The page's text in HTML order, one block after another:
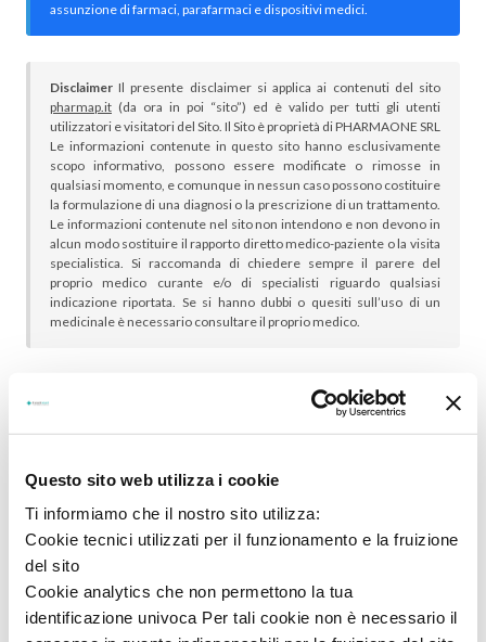
Questo sito web utilizza i cookie
Ti informiamo che il nostro sito utilizza:
Cookie tecnici utilizzati per il funzionamento e la fruizione
del sito
Cookie analytics che non permettono la tua
identificazione univoca Per tali cookie non è necessario il
assunzione di farmaci, parafarmaci e dispositivi medici.
Disclaimer Il presente disclaimer si applica ai contenuti del sito
pharmap.it (da ora in poi “sito”) ed è valido per tutti gli utenti
utilizzatori e visitatori del Sito. Il Sito è proprietà di PHARMAONE SRL
Le informazioni contenute in questo sito hanno esclusivamente
scopo informativo, possono essere modificate o rimosse in
qualsiasi momento, e comunque in nessun caso possono costituire
la formulazione di una diagnosi o la prescrizione di un trattamento.
Le informazioni contenute nel sito non intendono e non devono in
alcun modo sostituire il rapporto diretto medico-paziente o la visita
specialistica. Si raccomanda di chiedere sempre il parere del
proprio medico curante e/o di specialisti riguardo qualsiasi
indicazione riportata. Se si hanno dubbi o quesiti sull’uso di un
medicinale è necessario consultare il proprio medico.